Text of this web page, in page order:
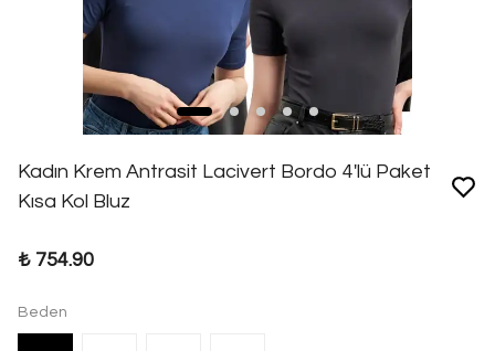
Kadın Krem Antrasit Lacivert Bordo 4'lü Paket
Kısa Kol Bluz
₺ 754.90
Beden